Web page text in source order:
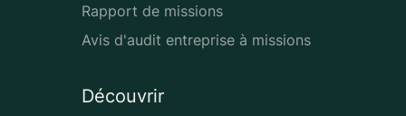
Rapport de missions
Avis d'audit entreprise à missions
Découvrir